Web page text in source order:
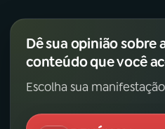
Dê sua opinião sobre
conteúdo que você
Escolha sua